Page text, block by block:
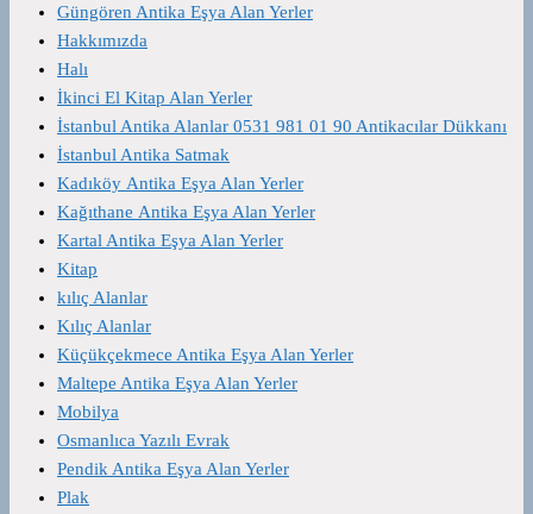
Güngören Antika Eşya Alan Yerler
Hakkımızda
Halı
İkinci El Kitap Alan Yerler
İstanbul Antika Alanlar 0531 981 01 90 Antikacılar Dükkanı
İstanbul Antika Satmak
Kadıköy Antika Eşya Alan Yerler
Kağıthane Antika Eşya Alan Yerler
Kartal Antika Eşya Alan Yerler
Kitap
kılıç Alanlar
Kılıç Alanlar
Küçükçekmece Antika Eşya Alan Yerler
Maltepe Antika Eşya Alan Yerler
Mobilya
Osmanlıca Yazılı Evrak
Pendik Antika Eşya Alan Yerler
Plak